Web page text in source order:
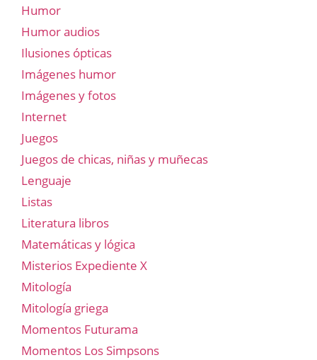
Humor
Humor audios
Ilusiones ópticas
Imágenes humor
Imágenes y fotos
Internet
Juegos
Juegos de chicas, niñas y muñecas
Lenguaje
Listas
Literatura libros
Matemáticas y lógica
Misterios Expediente X
Mitología
Mitología griega
Momentos Futurama
Momentos Los Simpsons